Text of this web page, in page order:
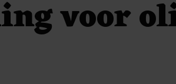
voor